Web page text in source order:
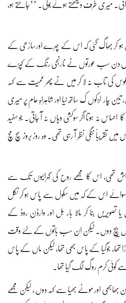
میری طرف دیکھتے ہوئے بولی۔ ’’جانتے ہو،
ہو کر بھاگ گئی کہ اس کے چہرے اورساڑھی کے
دن سب عورتوں نے نارنجی رنگ کے کپڑے
کی تاب نہ لا کر میں نے پھر ممیت سے کہہ
لڑکوں ک ساتھ لیا اور شاہراہِ عام پر میری
احساس نہ ہوتا اگر سوکشی وہاں نہ آ جاتی۔ جو سفید
تقریباً ننگی نظر آ رہی تھی۔ وہ روز بروز سچ مچ
خواہش تھی، اس کا مجھے روح کی گہرائیوں تک سے
سوائے اس کے کہ میں سکول سے پاس ہو کر نکل
تصویریں بنا کر مالا بار ہل اور وارڈن روڈ کے
میں بیچ دوں۔ لیکن ان سب باتوں کے لئے وقت
تھا، جوگیا کے پاس بھی تھا، لیکن ماں کے پاس
کوئی کرم روگ لگ گیا تھا۔
بھابھی اور موٹے بھیا سے کہہ دوں ، لیکن مجھے